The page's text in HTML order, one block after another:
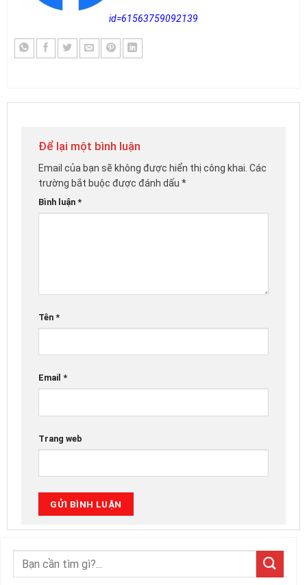
id=61563759092139
Để lại một bình luận
Email của bạn sẽ không được hiển thị công khai. Các
trường bắt buộc được đánh dấu *
Bình luận *
Tên *
Email *
Trang web